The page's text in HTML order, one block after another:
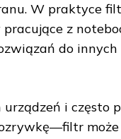
W praktyce
z
do
i często
może